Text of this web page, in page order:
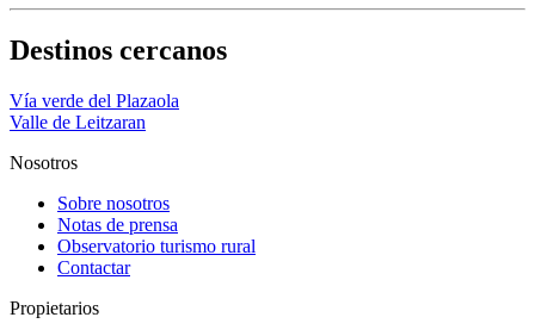
Destinos cercanos
Vía verde del Plazaola
Valle de Leitzaran
Nosotros
Sobre nosotros
Notas de prensa
Observatorio turismo rural
Contactar
Propietarios